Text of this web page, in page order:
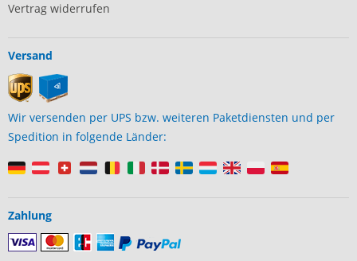
Vertrag widerrufen
Versand
Wir versenden per UPS bzw. weiteren Paketdiensten und per
Spedition in folgende Länder:
Zahlung